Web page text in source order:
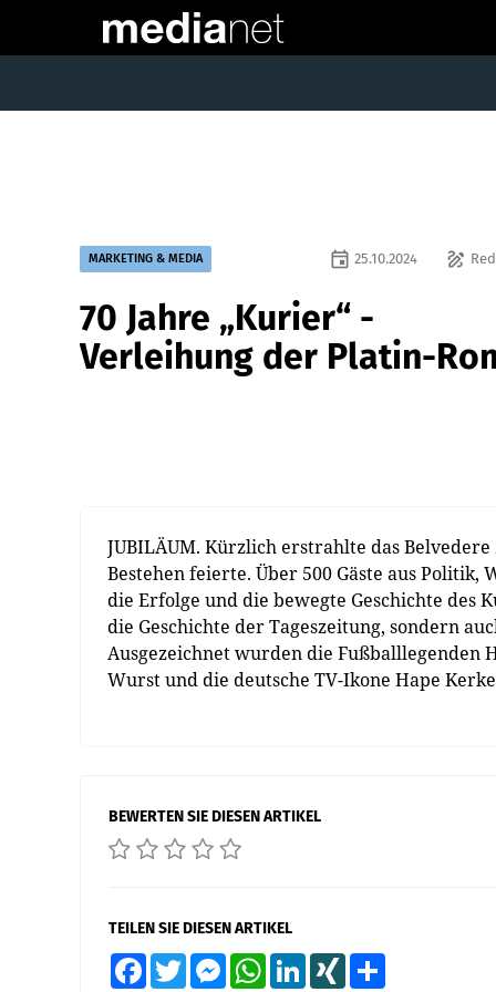
MARKETING & MEDIA draw
event 25.10.2024
70 Jahre „Kurier“ -
Verleihung der Platin-
JUBILÄUM. Kürzlich erstrahlte das
Bestehen feierte. Über 500 Gäste aus
die Erfolge und die bewegte Geschichte des
die Geschichte der Tageszeitung, sondern
Ausgezeichnet wurden die Fußballlegenden
Wurst und die deutsche TV-Ikone Hape
BEWERTEN SIE DIESEN ARTIKEL
TEILEN SIE DIESEN ARTIKEL
FacebookTwitter MessengerWhatsAppLinkedInXING